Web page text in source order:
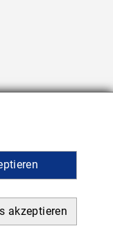
akzeptieren